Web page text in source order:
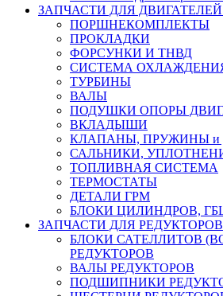
ЗАПЧАСТИ ДЛЯ ДВИГАТЕЛЕЙ
ПОРШНЕКОМПЛЕКТЫ
ПРОКЛАДКИ
ФОРСУНКИ И ТНВД
СИСТЕМА
ТУРБИНЫ
ВАЛЫ
ПОДУШКИ ОПОРЫ
ВКЛАДЫШИ
КЛАПАНЫ, ПРУЖИНЫ и
САЛЬНИКИ,
ТОПЛИВНАЯ СИСТЕМА
ТЕРМОСТАТЫ
ДЕТАЛИ ГРМ
БЛОКИ ЦИЛИНДРОВ,
ЗАПЧАСТИ ДЛЯ РЕДУКТОРОВ
БЛОКИ САТЕЛЛИТОВ
РЕДУКТОРОВ
ВАЛЫ РЕДУКТОРОВ
ПОДШИПНИКИ